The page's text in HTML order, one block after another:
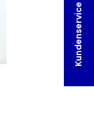
Kundenservice